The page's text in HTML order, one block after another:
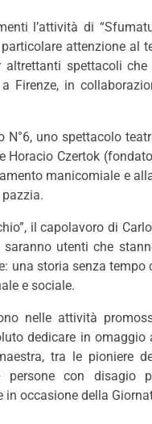
l’attività di
attenzione al
spettacoli
Firenze, in
uno spettacolo
Czertok
manicomiale e
il capolavoro di
utenti che
una storia senza
e sociale.
nelle attività
dedicare in omaggio
tra le pioniere
persone con disagio
occasione della